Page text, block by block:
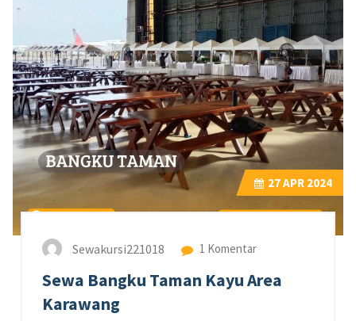
27APR 2024
Sewakursi221018 1 Komentar
Sewa Bangku Taman Kayu Area
Karawang